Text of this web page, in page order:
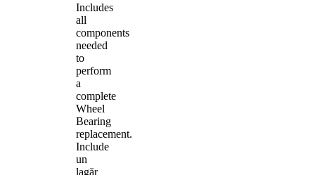
Includes
all
components
needed
to
perform
a
complete
Wheel
Bearing
replacement.
Include
un
lagăr